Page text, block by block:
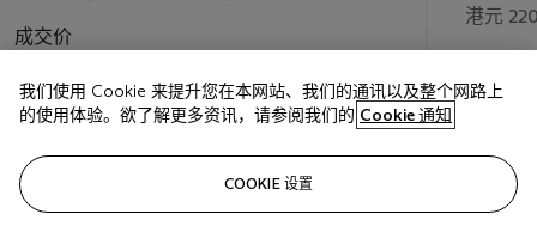
成交价
港元
港元
我们使用 Cookie 来提升您在本网站、我们的通讯以及整个网路上
的使用体验。欲了解更多资讯，请参阅我们的 Cookie 通知
COOKIE 设置